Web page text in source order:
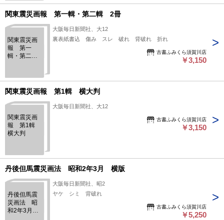
関東震災画報 第一輯・第二輯 2冊
関東震災画
報 第一
輯・第二
大阪毎日新聞社、大12
裏表紙書込 傷み スレ 破れ 背破れ 折れ
古書ふみくら須賀川店
￥3,150
関東震災画報 第1輯 横大判
関東震災画
報 第1輯
横大判
大阪毎日新聞社、大12
古書ふみくら須賀川店
￥3,150
丹後但馬震災画法 昭和2年3月 横版
丹後但馬震
災画法 昭
和2年3月
大阪毎日新聞社、昭2
ヤケ シミ 背破れ
古書ふみくら須賀川店
￥5,250